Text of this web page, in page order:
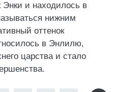
Энки и находилось в
нижним
оттенок
в Энлилю,
царства и стало